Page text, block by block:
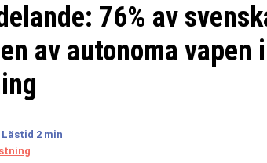
76% av
av autonoma vapen